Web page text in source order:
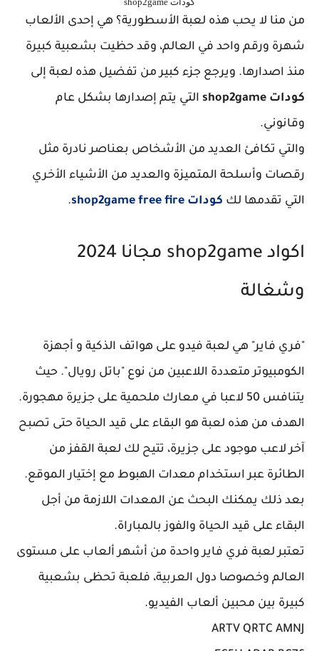
من منا لا يحب هذه لعبة الأسطورية؟ هي إحدى الألعاب
شهرة ورقم واحد في العالم، وقد حظيت بشعبية كبيرة
منذ اصدارها. ويرجع جزء كبير من تفضيل هذه لعبة إلى
كودات shop2game
التي يتم إصدارها بشكل عام
وقانوني.
والتي تكافئ العديد من الأشخاص بعناصر نادرة مثل
رقصات وأسلحة المتميزة والعديد من الأشياء الأخري
التي تقدمها لك كودات shop2game free fire .
اكواد shop2game مجانا 2024
وشغالة
"فري فاير" هي لعبة فيدو على هواتف الذكية و أجهزة
الكومبيوتر متعددة اللاعبين من نوع "باتل رويال". حيث
يتنافس 50 لاعبا في معارك ملحمية على جزيرة مهجورة.
الهدف من هذه لعبة هو البقاء على قيد الحياة حتى تصبح
آخر لاعب موجود على جزيرة، تتيح لك لعبة القفز من
الطائرة عبر استخدام معدات الهبوط مع إختيار الموقع.
بعد ذلك يمكنك البحث عن المعدات اللازمة من أجل
البقاء على قيد الحياة والفوز بالمباراة.
تعتبر لعبة فري فاير واحدة من أشهر ألعاب على مستوى
العالم وخصوصا دول العربية، فلعبة تحظى بشعبية
كبيرة بين محبين ألعاب الفيديو.
ARTV QRTC AMNJ